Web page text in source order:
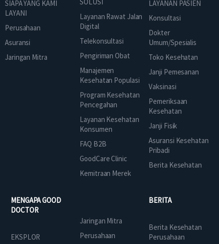
SIAPA YANG KAMI
LAYANI
Perusahaan
Asuransi
Jaringan Mitra
Layanan Rawat Jalan
Digital
Telekonsultasi
Pengiriman Obat
Manajemen
Kesehatan Populasi
Program Kesehatan
Pencegahan
Layanan Kesehatan
Konsumen
FAQ B2B
GoodCare Clinic
Kemitraan Merek
LAYANAN PASIEN
Konsultasi
Dokter
Umum/Spesialis
Toko Kesehatan
Janji Pemesanan
Vaksinasi
Pemeriksaan
Kesehatan
Janji Fisik
Asuransi Kesehatan
Pribadi
Berita Kesehatan
MENGAPA GOOD
DOCTOR
EKSPLOR
Jaringan Mitra
Perusahaan
BERITA
Berita Kesehatan
Perusahaan